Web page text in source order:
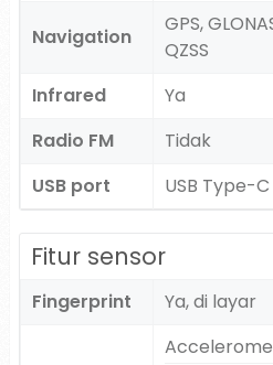
Navigation
GPS,
QZSS
Infrared
Ya
Radio FM
Tidak
USB port
USB Type-C
Fitur sensor
Fingerprint Ya, di layar